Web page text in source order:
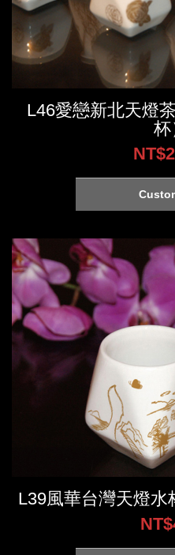
L46愛戀新北天燈
杯
L39風華台灣天燈水